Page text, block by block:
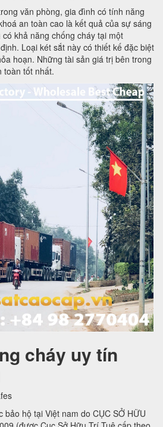
văn phòng, gia đình có tính năng
an toàn cao là kết quả của sự sáng
khả năng chống cháy tại một
Loại két sắt này có thiết kế đặc biệt
hoạn. Những tài sản giá trị bên trong
toàn tốt nhất.
cháy uy tín
hộ tại Việt nam do CỤC SỞ HỮU